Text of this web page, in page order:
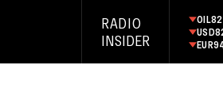
RADIO
INSIDER
OIL
USD
EUR